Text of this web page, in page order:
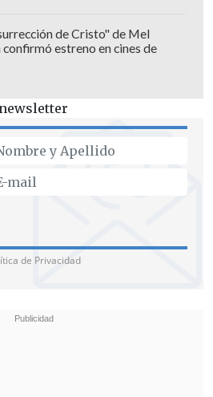
de Cristo" de Mel
confirmó estreno en cines de
de Privacidad